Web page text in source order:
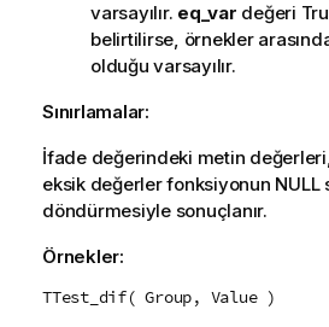
varsayılır. eq_var değeri
belirtilirse, örnekler
olduğu varsayılır.
Sınırlamalar:
İfade değerindeki metin
eksik değerler fonksiyonun NULL
döndürmesiyle sonuçlanır.
Örnekler:
TTest_dif( Group, Value )